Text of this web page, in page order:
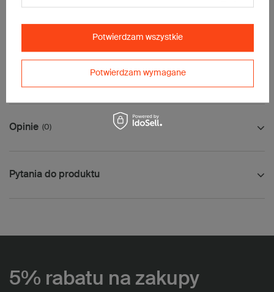
Opinie (0)
Pytania do produktu
5% rabatu na zakupy
Potwierdzam wymagane
Potwierdzam wszystkie